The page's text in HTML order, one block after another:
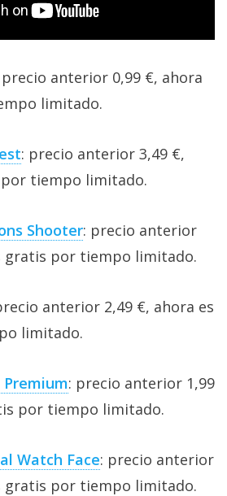
precio anterior 0,99 €, ahora
limitado.
: precio anterior 3,49 €,
tiempo limitado.
Shooter: precio anterior
gratis por tiempo limitado.
anterior 2,49 €, ahora es
limitado.
Premium: precio anterior 1,99
por tiempo limitado.
Watch Face: precio anterior
gratis por tiempo limitado.